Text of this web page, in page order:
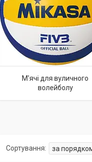
М'ячі для вуличного
волейболу